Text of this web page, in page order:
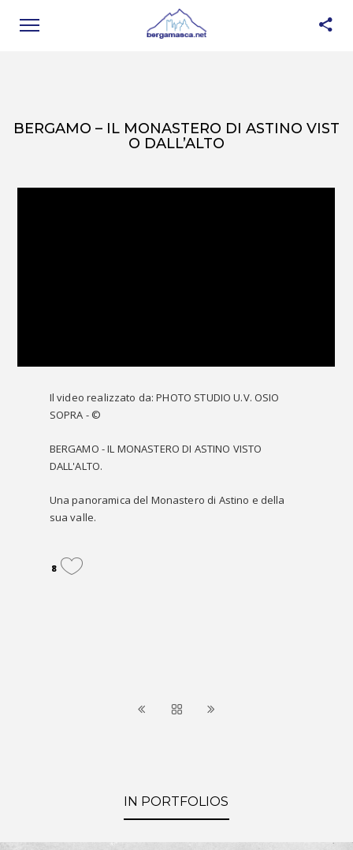
BERGAMO – IL MONASTERO DI ASTINO VIST
O DALL’ALTO
Il video realizzato da: PHOTO STUDIO U.V. OSIO
SOPRA - ©
BERGAMO - IL MONASTERO DI ASTINO VISTO
DALL'ALTO.
Una panoramica del Monastero di Astino e della
sua valle.
8
IN PORTFOLIOS